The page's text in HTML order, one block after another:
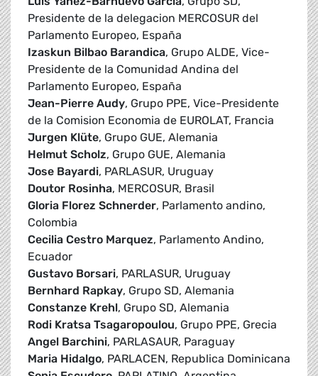
Presidente de la delegacion MERCOSUR del
Parlamento Europeo, España
Izaskun Bilbao Barandica, Grupo ALDE, Vice-
Presidente de la Comunidad Andina del
Parlamento Europeo, España
Jean-Pierre Audy, Grupo PPE, Vice-Presidente
de la Comision Economia de EUROLAT, Francia
Jurgen Klüte, Grupo GUE, Alemania
Helmut Scholz, Grupo GUE, Alemania
Jose Bayardi, PARLASUR, Uruguay
Doutor Rosinha, MERCOSUR, Brasil
Gloria Florez Schnerder, Parlamento andino,
Colombia
Cecilia Cestro Marquez, Parlamento Andino,
Ecuador
Gustavo Borsari, PARLASUR, Uruguay
Bernhard Rapkay, Grupo SD, Alemania
Constanze Krehl, Grupo SD, Alemania
Rodi Kratsa Tsagaropoulou, Grupo PPE, Grecia
Angel Barchini, PARLASAUR, Paraguay
Maria Hidalgo, PARLACEN, Republica Dominicana